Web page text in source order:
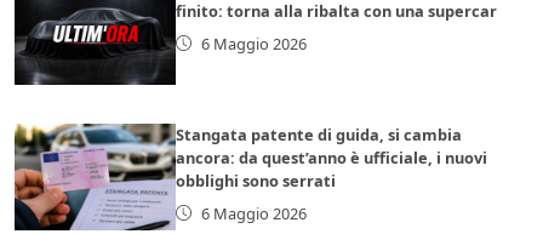
finito: torna alla ribalta con una supercar
6 Maggio 2026
Stangata patente di guida, si cambia
ancora: da quest’anno è ufficiale, i nuovi
obblighi sono serrati
6 Maggio 2026